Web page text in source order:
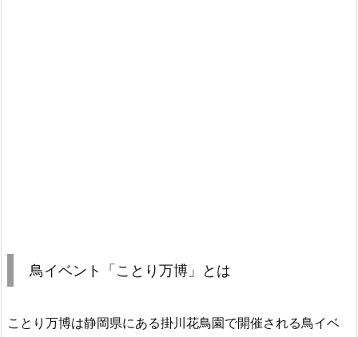
鳥イベント「ことり万博」とは
ことり万博は静岡県にある掛川花鳥園で開催される鳥イベ